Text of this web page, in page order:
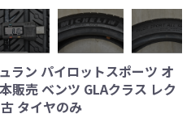
ラン パイロットスポーツ オ
販売 ベンツ GLAクラス レク
タイヤのみ